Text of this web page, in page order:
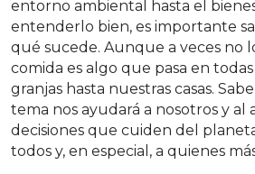
entorno ambiental hasta el
entenderlo bien, es importante
qué sucede. Aunque a veces no
comida es algo que pasa en
granjas hasta nuestras casas.
tema nos ayudará a nosotros y
decisiones que cuiden del
todos y, en especial, a quienes